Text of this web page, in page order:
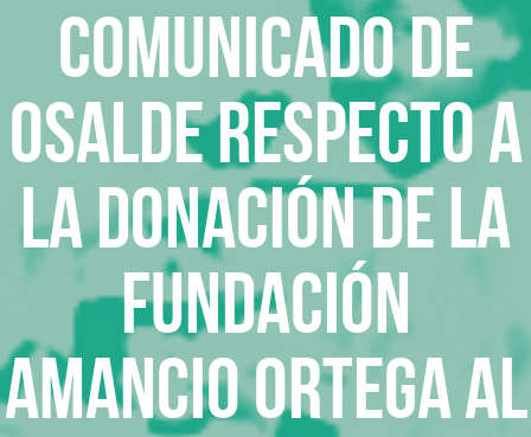
Comunicado de
OSALDE respecto a
la donación de la
Fundación
Amancio Ortega al